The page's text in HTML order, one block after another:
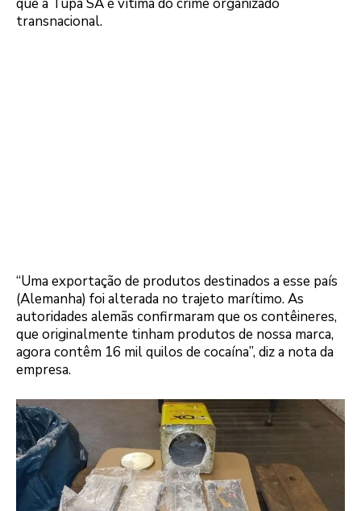
transnacional.
“Uma exportação de produtos destinados a esse país
(Alemanha) foi alterada no trajeto marítimo. As
autoridades alemãs confirmaram que os contêineres,
que originalmente tinham produtos de nossa marca,
agora contêm 16 mil quilos de cocaína”, diz a nota da
empresa.